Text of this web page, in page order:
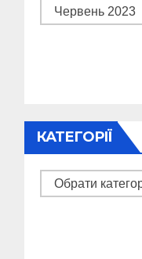
Архіви
КАТЕГОРІЇ
Категорії